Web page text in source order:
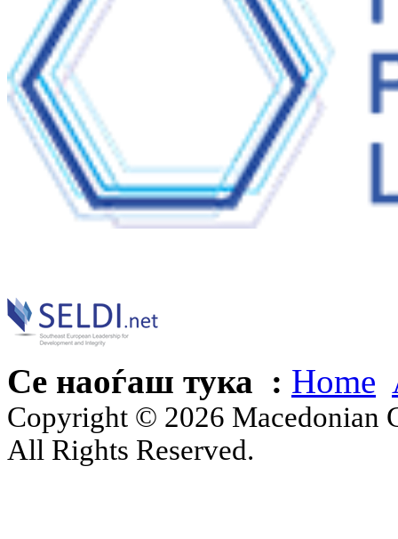
Се наоѓаш тука : Home
Copyright © 2026 Macedonian
All Rights Reserved.